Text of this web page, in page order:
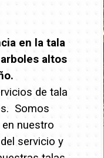
en la tala
altos
de tala
Somos
nuestro
servicio y